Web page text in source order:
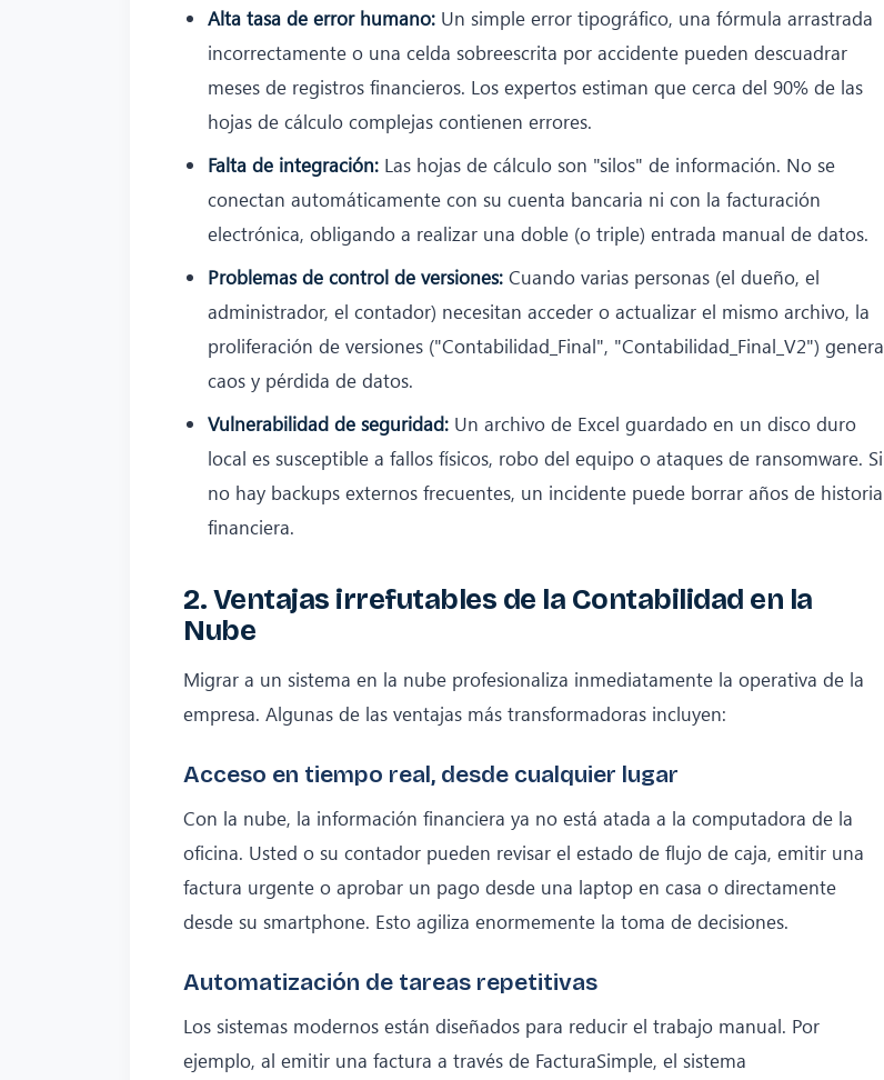
Alta tasa de error humano: Un simple error tipográfico, una fórmula arrastrada
incorrectamente o una celda sobreescrita por accidente pueden descuadrar
meses de registros financieros. Los expertos estiman que cerca del 90% de las
hojas de cálculo complejas contienen errores.
Falta de integración: Las hojas de cálculo son "silos" de información. No se
conectan automáticamente con su cuenta bancaria ni con la facturación
electrónica, obligando a realizar una doble (o triple) entrada manual de datos.
Problemas de control de versiones: Cuando varias personas (el dueño, el
administrador, el contador) necesitan acceder o actualizar el mismo archivo, la
proliferación de versiones ("Contabilidad_Final", "Contabilidad_Final_V2") genera
caos y pérdida de datos.
Vulnerabilidad de seguridad: Un archivo de Excel guardado en un disco duro
local es susceptible a fallos físicos, robo del equipo o ataques de ransomware. Si
no hay backups externos frecuentes, un incidente puede borrar años de historia
financiera.
2. Ventajas irrefutables de la Contabilidad en la
Nube
Migrar a un sistema en la nube profesionaliza inmediatamente la operativa de la
empresa. Algunas de las ventajas más transformadoras incluyen:
Acceso en tiempo real, desde cualquier lugar
Con la nube, la información financiera ya no está atada a la computadora de la
oficina. Usted o su contador pueden revisar el estado de flujo de caja, emitir una
factura urgente o aprobar un pago desde una laptop en casa o directamente
desde su smartphone. Esto agiliza enormemente la toma de decisiones.
Automatización de tareas repetitivas
Los sistemas modernos están diseñados para reducir el trabajo manual. Por
ejemplo, al emitir una factura a través de FacturaSimple, el sistema